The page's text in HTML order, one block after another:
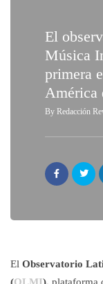
El
Música
primera
América
By Redacción
El Observatorio